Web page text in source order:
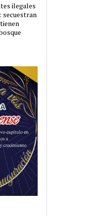
ilegales
secuestran